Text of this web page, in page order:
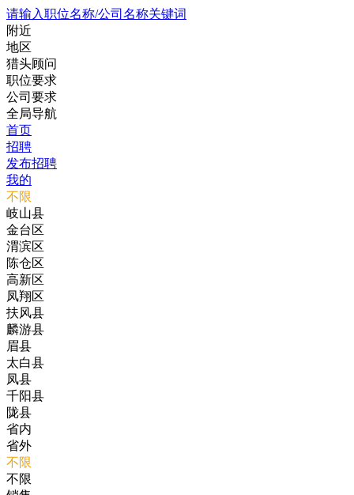
请输入职位名称/公司名称关键词
附近
地区
猎头顾问
职位要求
公司要求
全局导航
首页
招聘
发布招聘
我的
不限
岐山县
金台区
渭滨区
陈仓区
高新区
凤翔区
扶风县
麟游县
眉县
太白县
凤县
千阳县
陇县
省内
省外
不限
不限